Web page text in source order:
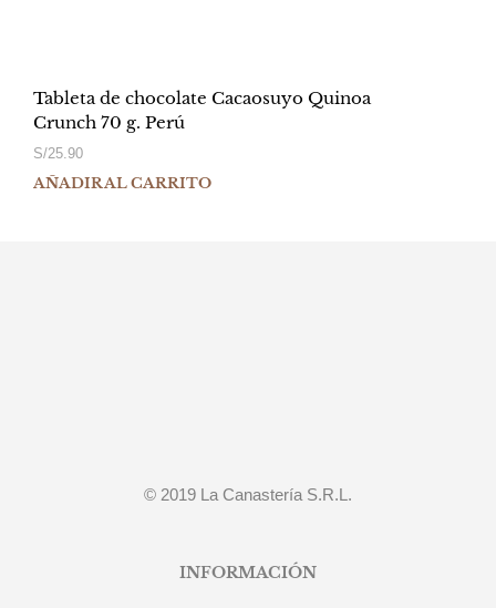
Tableta de chocolate Cacaosuyo Quinoa
Crunch 70 g. Perú
S/25.90
AÑADIR AL CARRITO
© 2019 La Canastería S.R.L.
INFORMACIÓN